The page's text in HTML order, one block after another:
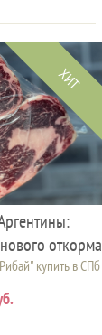
ХИТ
откорма
купить в СПб